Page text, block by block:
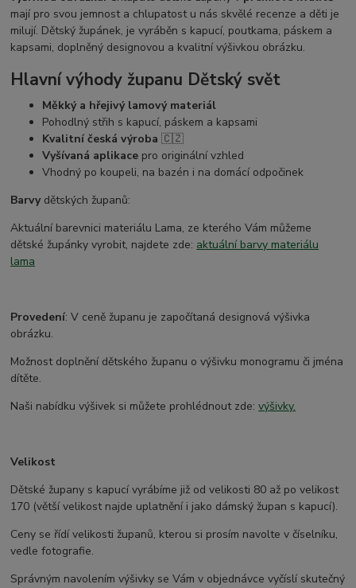
mají pro svou jemnost a chlupatost u nás skvělé recenze a děti je
milují. Dětský župánek, je vyráběn s kapucí, poutkama, páskem a
kapsami, doplněný designovou a kvalitní výšivkou obrázku.
Hlavní výhody županu Dětský svět
Měkký a hřejivý lamový materiál
Pohodlný střih s kapucí, páskem a kapsami
Kvalitní česká výroba 🇨🇿
Vyšívaná aplikace pro originální vzhled
Vhodný po koupeli, na bazén i na domácí odpočinek
Barvydětských županů:
Aktuální barevnici materiálu Lama, ze kterého Vám můžeme
dětské župánky vyrobit, najdete zde: aktuální barvy materiálu
lama
Provedení: V ceně županu je započítaná designová výšivka
obrázku.
Možnost doplnění dětského županu o výšivku monogramu či jména
dítěte.
Naši nabídku výšivek si můžete prohlédnout zde:výšivky.
Velikost
Dětské župany s kapucí vyrábíme již od velikosti 80 až po velikost
170 (větší velikost najde uplatnění i jako dámský župan s kapucí).
Ceny se řídí velikosti županů, kterou si prosím navolte v číselníku,
vedle fotografie.
Správným navolením výšivky se Vám v objednávce vyčíslí skutečný